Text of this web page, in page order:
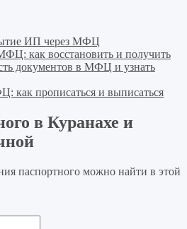
ИП через МФЦ
как восстановить и получить
документов в МФЦ и узнать
как прописаться и выписаться
в Куранахе и
паспортного можно найти в этой